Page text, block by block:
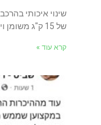
של 15 ק"ג משומן וירידה משמעותית בשומן הבטני
קרא עוד »